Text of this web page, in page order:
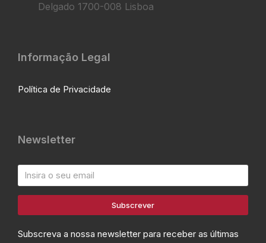
Delgado 1700-008 Lisboa
Informação Legal
Política de Privacidade
Newsletter
Subscrever
Subscreva a nossa newsletter para receber as últimas